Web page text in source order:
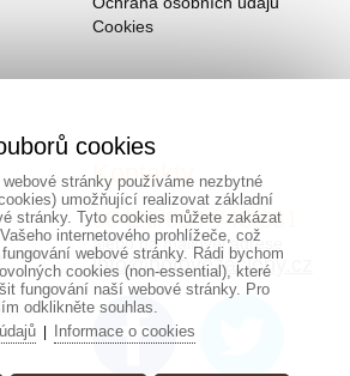
Cookies
Kontakty
00420/ 604743 381
alebo na mailovej adrese
info@hotovezaclony.cz
cookies
stránky používáme nezbytné
umožňující realizovat základní
stránky. Tyto cookies můžete zakázat
internetového prohlížeče, což
webové stránky. Rádi bychom
cookies (non-essential), které
fungování naší webové stránky. Pro
odklikněte souhlas.
| Informace o cookies